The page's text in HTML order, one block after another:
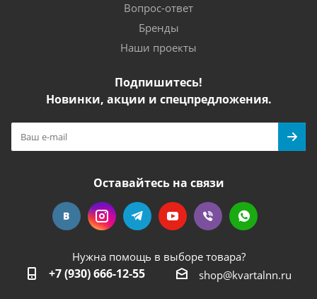
Вопрос-ответ
Бренды
Наши проекты
Подпишитесь!
Новинки, акции и спецпредложения.
Оставайтесь на связи
Нужна помощь в выборе товара?
+7 (930) 666-12-55 shop@kvartalnn.ru